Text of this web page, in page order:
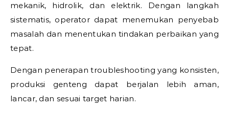
mekanik, hidrolik, dan elektrik. Dengan langkah
sistematis, operator dapat menemukan penyebab
masalah dan menentukan tindakan perbaikan yang
tepat.
Dengan penerapan troubleshooting yang konsisten,
produksi genteng dapat berjalan lebih aman,
lancar, dan sesuai target harian.